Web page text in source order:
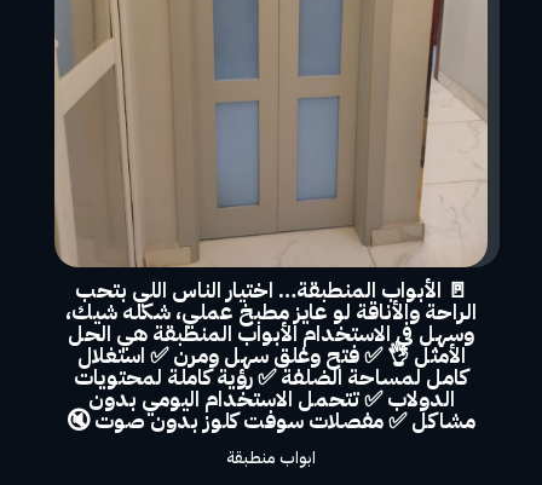
🚪 الأبواب المنطبقة… اختيار الناس اللي بتحب
الراحة والأناقة لو عايز مطبخ عملي، شكله شيك،
وسهل في الاستخدام الأبواب المنطبقة هي الحل
الأمثل 👌 ✅ فتح وغلق سهل ومرن ✅ استغلال
كامل لمساحة الضلفة ✅ رؤية كاملة لمحتويات
الدولاب ✅ تتحمل الاستخدام اليومي بدون
مشاكل ✅ مفصلات سوفت كلوز بدون صوت 🔇
ابواب منطبقة